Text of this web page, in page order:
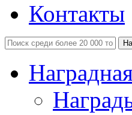
Контакты